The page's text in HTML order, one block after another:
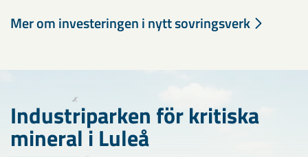
Mer om investeringen i nytt sovringsverk
Industriparken för kritiska
mineral i Luleå